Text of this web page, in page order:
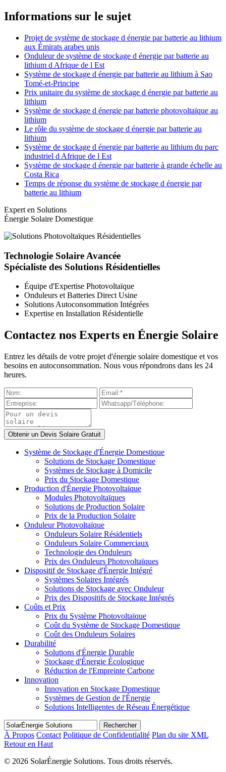
Informations sur le sujet
Projet de système de stockage d énergie par batterie au lithium
aux Émirats arabes unis
Onduleur de système de stockage d énergie par batterie au
lithium d Afrique de l Est
Système de stockage d énergie par batterie au lithium à Sao
Tomé-et-Principe
Prix unitaire du système de stockage d énergie par batterie au
lithium
Système de stockage d énergie par batterie photovoltaïque au
lithium
Le rôle du système de stockage d énergie par batterie au
lithium
Système de stockage d énergie par batterie au lithium du parc
industriel d Afrique de l Est
Système de stockage d énergie par batterie à grande échelle au
Costa Rica
Temps de réponse du système de stockage d énergie par
batterie au lithium
Expert en Solutions
Énergie Solaire Domestique
Technologie Solaire Avancée
Spécialiste des Solutions Résidentielles
Équipe d'Expertise Photovoltaïque
Onduleurs et Batteries Direct Usine
Solutions Autoconsommation Intégrées
Expertise en Installation Résidentielle
Contactez nos Experts en Énergie Solaire
Entrez les détails de votre projet d'énergie solaire domestique et vos
besoins en autoconsommation. Nous vous répondrons dans les 24
heures.
Système de Stockage d'Énergie Domestique
Solutions de Stockage Domestique
Systèmes de Stockage à Domicile
Prix du Stockage Domestique
Production d'Énergie Photovoltaïque
Modules Photovoltaïques
Solutions de Production Solaire
Prix de la Production Solaire
Onduleur Photovoltaïque
Onduleurs Solaire Résidentiels
Onduleurs Solaire Commerciaux
Technologie des Onduleurs
Prix des Onduleurs Photovoltaïques
Dispositif de Stockage d'Énergie Intégré
Systèmes Solaires Intégrés
Solutions de Stockage avec Onduleur
Prix des Dispositifs de Stockage Intégrés
Coûts et Prix
Prix du Système Photovoltaïque
Coût du Système de Stockage Domestique
Coût des Onduleurs Solaires
Durabilité
Solutions d'Énergie Durable
Stockage d'Énergie Écologique
Réduction de l'Empreinte Carbone
Innovation
Innovation en Stockage Domestique
Systèmes de Gestion de l'Énergie
Solutions Intelligentes de Réseau Énergétique
Rechercher
À Propos Contact Politique de Confidentialité Plan du site XML
Retour en Haut
© 2026 SolarÉnergie Solutions. Tous droits réservés.